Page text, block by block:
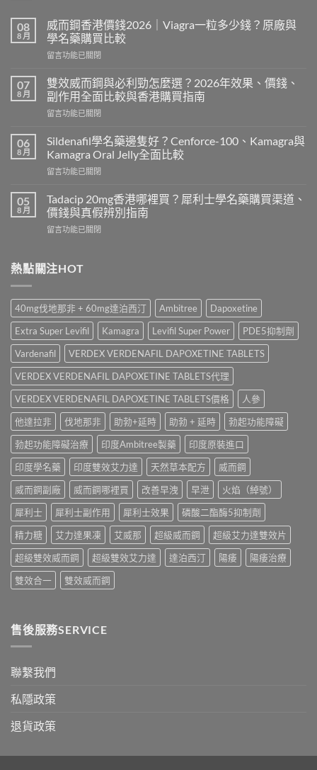
08
8 月
威而鋼香港價錢2026｜Viagra一粒多少錢？原廠與
學名藥購買比較
在
而
鋼
香
港
錢
2026
Viagra
粒
多
錢？
與
藥
購
買
比
較〉
中
留言功能已關閉
07
8 月
雙效威而鋼與必利勁怎麼選？2026年效果、價錢、
副作用全面比較與香港購買指南
在
效
威
而
鋼
必
利
勁
怎
2026
果、
價
錢、
副
作
用
全
面
比
較
與
香
港
購
買
指
南〉
留言功能已關閉
06
8 月
Sildenafil學名藥邊隻好？Cenforce-100、Kamagra與
Kamagra Oral Jelly全面比較
在
學
名
藥
邊
Cenforce-
與
Kamagra
Jelly
全
面
比
較〉
中
留言功能已關閉
05
8 月
Tadacip 20mg香港哪裡買？犀利士學名藥購買渠道、
價錢與真假辨別指南
在
香
港
裡
買？
犀
利
士
學
名
藥
購
買
渠
道、
價
錢
與
真
假
辨
指
南〉
中
留言功能已關閉
熱點關注HOT
40mg伐地那非 + 60mg達泊西汀 Ambitree
Dapoxetine
Extra Super Levifil
Kamagra Levifil Super Power
PDE5抑制劑
Vardenafil
VERDEX VERDENAFIL DAPOXETINE TABLETS
VERDEX VERDENAFIL DAPOXETINE TABLETS代理
VERDEX VERDENAFIL DAPOXETINE TABLETS價格
人參
他達拉非
伐地那非 助勃+延時 助勃 + 延時
勃起功能障礙
勃起功能障礙治療
印度Ambitree製藥
印度原裝進口
印度學名藥
印度雙效艾力達 天然草本配方
威而鋼
威而鋼副廠
威而鋼哪裡買 改善早洩 早泄
火焰（綽號）
犀利士
犀利士副作用 犀利士效果
磷酸二酯酶5抑制劑
精力糖
艾力達果凍 艾威那 超級威而鋼
超級艾力達雙效片
超級雙效威而鋼
超級雙效艾力達 達泊西汀 陽痿
陽痿治療
雙效合一
雙效威而鋼
售後服務SERVICE
聯繫我們
私隱政策
退貨政策